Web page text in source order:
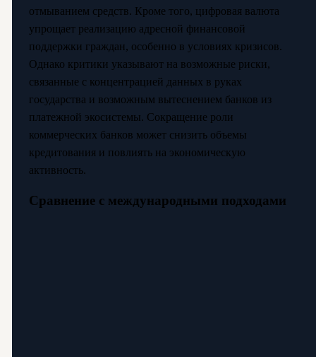
отмыванием средств. Кроме того, цифровая валюта
упрощает реализацию адресной финансовой
поддержки граждан, особенно в условиях кризисов.
Однако критики указывают на возможные риски,
связанные с концентрацией данных в руках
государства и возможным вытеснением банков из
платежной экосистемы. Сокращение роли
коммерческих банков может снизить объемы
кредитования и повлиять на экономическую
активность.
Сравнение с международными подходами